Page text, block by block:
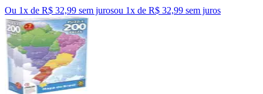
Ou 1x de R$ 32,99 sem jurosou 1x de R$ 32,99 sem juros